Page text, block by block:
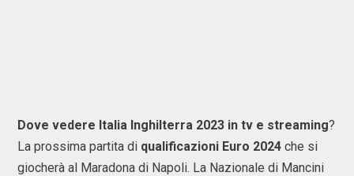
Dove vedere Italia Inghilterra 2023 in tv e streaming?
La prossima partita di qualificazioni Euro 2024 che si
giocherà al Maradona di Napoli. La Nazionale di Mancini